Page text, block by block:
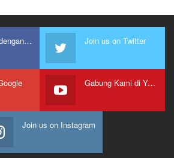
Bergabung dengan kami Join us on Twitter
Gabung Kami di Youtube
Join us on Instagram